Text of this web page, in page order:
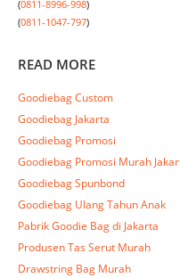
(0811-8996-998)
(0811-1047-797)
READ MORE
Goodiebag Custom
Goodiebag Jakarta
Goodiebag Promosi
Goodiebag Promosi Murah
Goodiebag Spunbond
Goodiebag Ulang Tahun Anak
Pabrik Goodie Bag di Jakarta
Produsen Tas Serut Murah
Drawstring Bag Murah